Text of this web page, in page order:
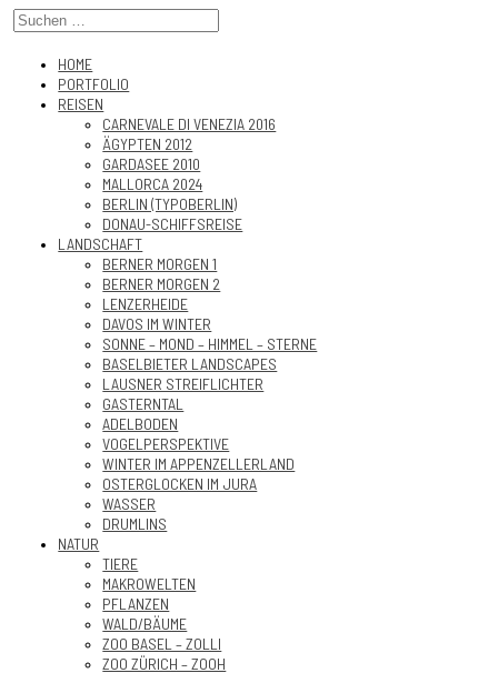
HOME
PORTFOLIO
REISEN
CARNEVALE DI VENEZIA 2016
ÄGYPTEN 2012
GARDASEE 2010
MALLORCA 2024
BERLIN (TYPOBERLIN)
DONAU-SCHIFFSREISE
LANDSCHAFT
BERNER MORGEN 1
BERNER MORGEN 2
LENZERHEIDE
DAVOS IM WINTER
SONNE – MOND – HIMMEL – STERNE
BASELBIETER LANDSCAPES
LAUSNER STREIFLICHTER
GASTERNTAL
ADELBODEN
VOGELPERSPEKTIVE
WINTER IM APPENZELLERLAND
OSTERGLOCKEN IM JURA
WASSER
DRUMLINS
NATUR
TIERE
MAKROWELTEN
PFLANZEN
WALD/BÄUME
ZOO BASEL – ZOLLI
ZOO ZÜRICH – ZOOH